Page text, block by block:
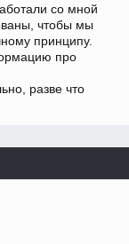
со мной
чтобы мы
принципу.
про
разве что